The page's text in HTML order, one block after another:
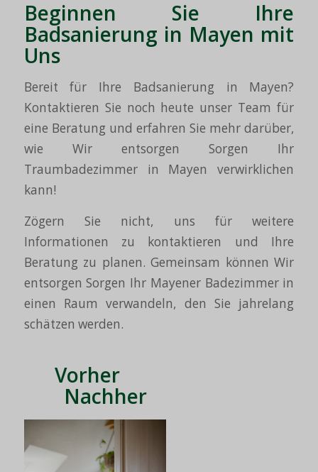
Beginnen Sie Ihre
Badsanierung in Mayen mit
Uns
Bereit für Ihre Badsanierung in Mayen?
Kontaktieren Sie noch heute unser Team für
eine Beratung und erfahren Sie mehr darüber,
wie Wir entsorgen Sorgen Ihr
Traumbadezimmer in Mayen verwirklichen
kann!
Zögern Sie nicht, uns für weitere
Informationen zu kontaktieren und Ihre
Beratung zu planen. Gemeinsam können Wir
entsorgen Sorgen Ihr Mayener Badezimmer in
einen Raum verwandeln, den Sie jahrelang
schätzen werden.
Vorher
Nachher